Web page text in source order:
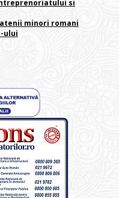
si
minori romani
ului